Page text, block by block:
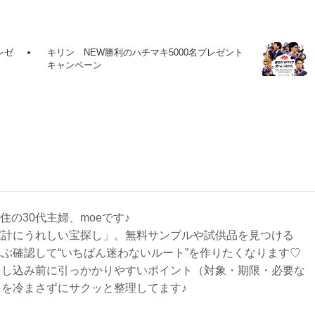
ゼ
キリン NEW勝利のハチマキ5000名プレゼント
キャンペーン
の30代主婦、moeです♪
にうれしい宝探し」。無料サンプルや試供品を見つける
確認して“いちばん迷わないルート”を作りたくなります♡
込み前に引っかかりやすいポイント（対象・期限・必要な
冷まさずにサクッと整理してます♪